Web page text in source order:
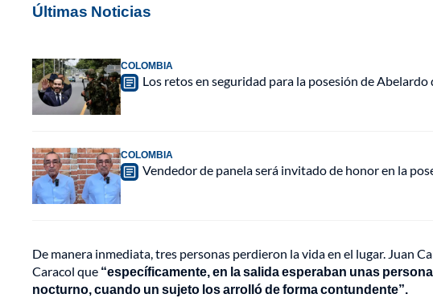
Últimas Noticias
COLOMBIA
Los retos en seguridad para la posesión de
COLOMBIA
Vendedor de panela será invitado de honor en la
De manera inmediata, tres personas perdieron la vida en el lugar. Juan
Caracol que “específicamente, en la salida esperaban unas
nocturno, cuando un sujeto los arrolló de forma contundente”.